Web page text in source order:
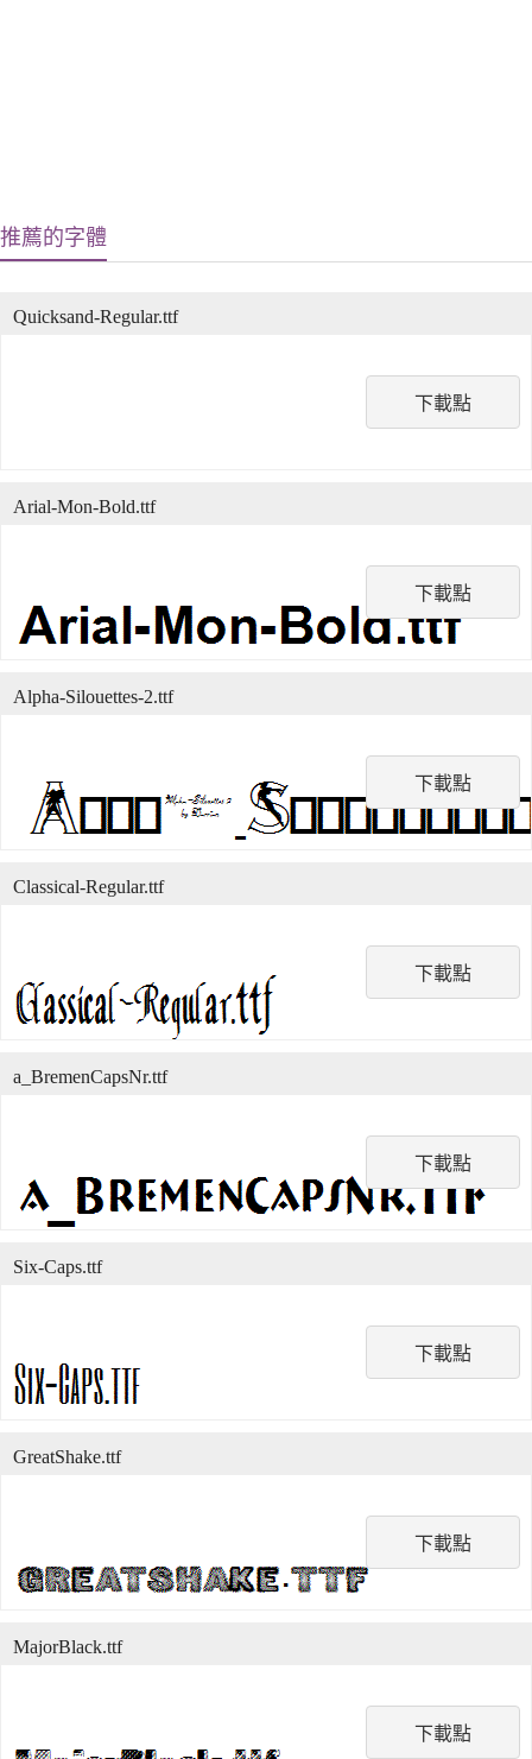
推薦的字體
下載點
Quicksand-Regular.ttf
下載點
Arial-Mon-Bold.ttf
下載點
Alpha-Silouettes-2.ttf
下載點
Classical-Regular.ttf
下載點
a_BremenCapsNr.ttf
下載點
Six-Caps.ttf
下載點
GreatShake.ttf
下載點
MajorBlack.ttf